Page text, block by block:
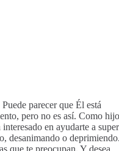
parecer que Él está
pero no es así. Como hijo
en ayudarte a
desanimando o
que te preocupan. Y desea